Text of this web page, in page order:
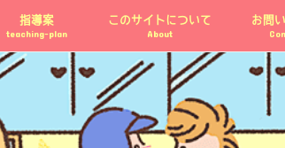
指導案
teaching-plan
このサイトについて
About
お問